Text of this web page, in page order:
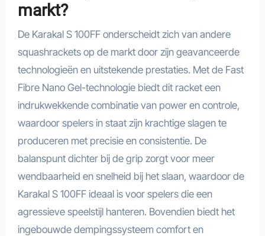
markt?
De Karakal S 100FF onderscheidt zich van andere
squashrackets op de markt door zijn geavanceerde
technologieën en uitstekende prestaties. Met de Fast
Fibre Nano Gel-technologie biedt dit racket een
indrukwekkende combinatie van power en controle,
waardoor spelers in staat zijn krachtige slagen te
produceren met precisie en consistentie. De
balanspunt dichter bij de grip zorgt voor meer
wendbaarheid en snelheid bij het slaan, waardoor de
Karakal S 100FF ideaal is voor spelers die een
agressieve speelstijl hanteren. Bovendien biedt het
ingebouwde dempingssysteem comfort en